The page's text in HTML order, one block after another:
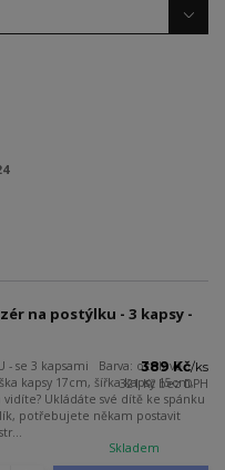
na postýlku - 3 kapsy -
- se 3 kapsami Barva: ocelově
kapsy 17cm, šířka kapsy 15cm,
Ukládáte své dítě ke spánku
potřebujete někam postavit
389 Kč/ks
321 Kč bez DPH
Skladem